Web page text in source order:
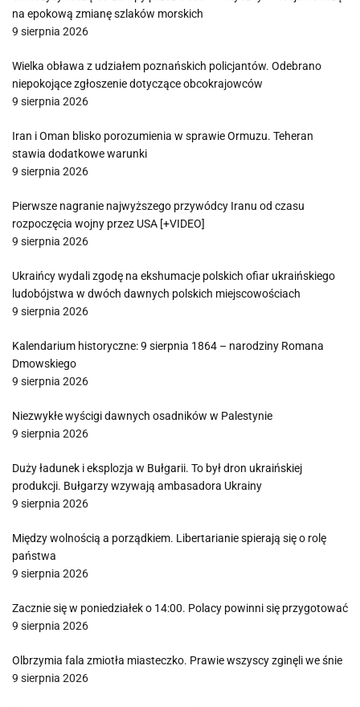
na epokową zmianę szlaków morskich
9 sierpnia 2026
Wielka obława z udziałem poznańskich policjantów. Odebrano
niepokojące zgłoszenie dotyczące obcokrajowców
9 sierpnia 2026
Iran i Oman blisko porozumienia w sprawie Ormuzu. Teheran
stawia dodatkowe warunki
9 sierpnia 2026
Pierwsze nagranie najwyższego przywódcy Iranu od czasu
rozpoczęcia wojny przez USA [+VIDEO]
9 sierpnia 2026
Ukraińcy wydali zgodę na ekshumacje polskich ofiar ukraińskiego
ludobójstwa w dwóch dawnych polskich miejscowościach
9 sierpnia 2026
Kalendarium historyczne: 9 sierpnia 1864 – narodziny Romana
Dmowskiego
9 sierpnia 2026
Niezwykłe wyścigi dawnych osadników w Palestynie
9 sierpnia 2026
Duży ładunek i eksplozja w Bułgarii. To był dron ukraińskiej
produkcji. Bułgarzy wzywają ambasadora Ukrainy
9 sierpnia 2026
Między wolnością a porządkiem. Libertarianie spierają się o rolę
państwa
9 sierpnia 2026
Zacznie się w poniedziałek o 14:00. Polacy powinni się przygotować
9 sierpnia 2026
Olbrzymia fala zmiotła miasteczko. Prawie wszyscy zginęli we śnie
9 sierpnia 2026